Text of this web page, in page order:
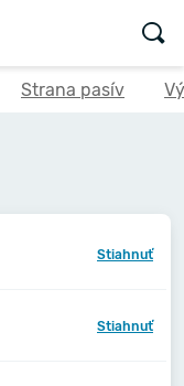
Strana pasív
Stiahnuť
Stiahnuť